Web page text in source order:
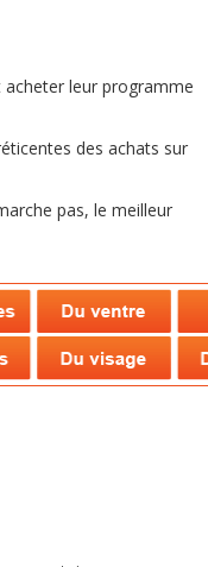
leur programme
des achats sur
pas, le meilleur